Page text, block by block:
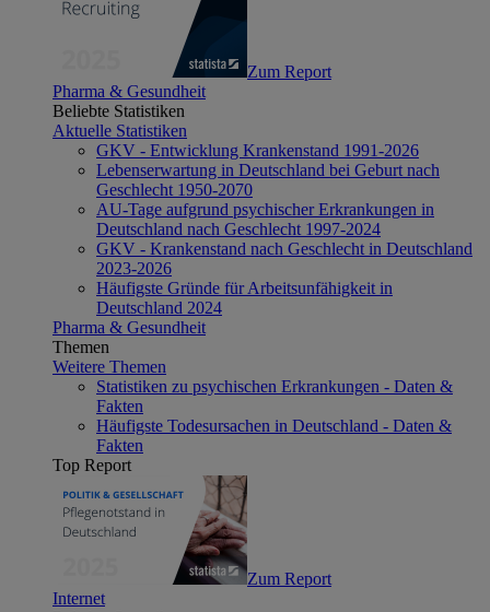
Zum Report
Pharma & Gesundheit
Beliebte Statistiken
Aktuelle Statistiken
GKV - Entwicklung Krankenstand 1991-2026
Lebenserwartung in Deutschland bei Geburt nach
Geschlecht 1950-2070
AU-Tage aufgrund psychischer Erkrankungen in
Deutschland nach Geschlecht 1997-2024
GKV - Krankenstand nach Geschlecht in Deutschland
2023-2026
Häufigste Gründe für Arbeitsunfähigkeit in
Deutschland 2024
Pharma & Gesundheit
Themen
Weitere Themen
Statistiken zu psychischen Erkrankungen - Daten &
Fakten
Häufigste Todesursachen in Deutschland - Daten &
Fakten
Top Report
Zum Report
Internet